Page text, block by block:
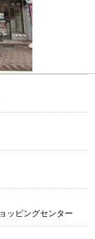
ッピングセンター